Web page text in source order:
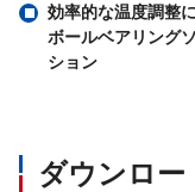
効率的な温度調整
ボールベアリング
ション
ダウンロー